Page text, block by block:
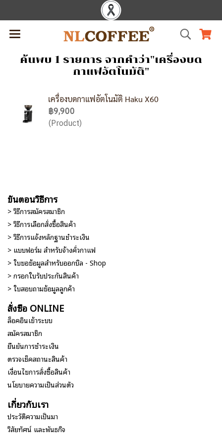
ค้นพบ 1 รายการ จากคำว่า"เครื่องบด
กาแฟอัตโนมัติ"
เครื่องบดกาแฟอัตโนมัติ Haku X60
฿9,900
(Product)
ขั้นตอนวิธีการ
> วิธีการสมัครสมาชิก
> วิธีการเลือกสั่งซื้อสินค้า
> วิธีการแจ้งหลักฐานชำระเงิน
> แบบฟอร์ม สำหรับจ้างคั่วกาแฟ
> ใบขอข้อมูลสำหรับออกบิล - Shop
> กรอกใบรับประกันสินค้า
> ใบสอบถามข้อมูลลูกค้า
สั่งซื้อ ONLINE
ล็อคอินเข้าระบบ
สมัครสมาชิก
ยืนยันการชำระเงิน
ตรวจเช็คสถานะสินค้า
เงื่อนไขการสั่งซื้อสินค้า
นโยบายความเป็นส่วนตัว
เกี่ยวกับเรา
ประวัติความเป็นมา
วิสัยทัศน์ และพันธกิจ